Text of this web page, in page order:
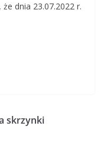
dnia 23.07.2022 r.
skrzynki